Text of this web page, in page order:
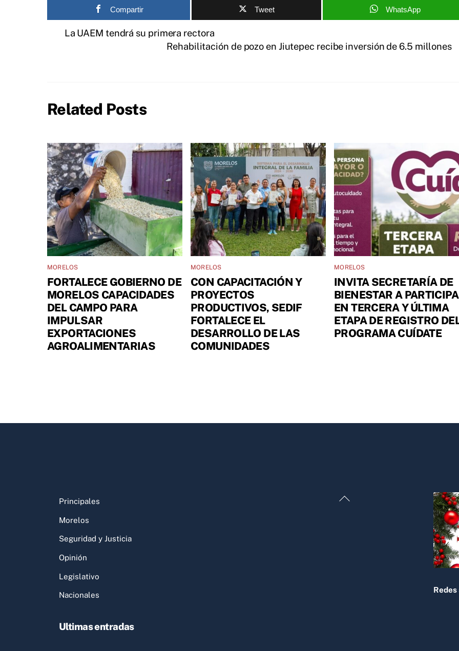
Compartir Tweet WhatsApp
La UAEM tendrá su primera rectora
Rehabilitación de pozo en Jiutepec recibe inversión de 6.5 millones
Related Posts
MORELOS
FORTALECE GOBIERNO DE
MORELOS CAPACIDADES
DEL CAMPO PARA
IMPULSAR
EXPORTACIONES
AGROALIMENTARIAS
MORELOS
CON CAPACITACIÓN Y
PROYECTOS
PRODUCTIVOS, SEDIF
FORTALECE EL
DESARROLLO DE LAS
COMUNIDADES
MORELOS
INVITA SECRETARÍA DE
BIENESTAR A
EN TERCERA Y ÚLTIMA
ETAPA DE REGISTRO
PROGRAMA CUÍDATE
Back
Principales
Morelos
Seguridad y Justicia
Opinión
Legislativo
Nacionales
Ultimas entradas